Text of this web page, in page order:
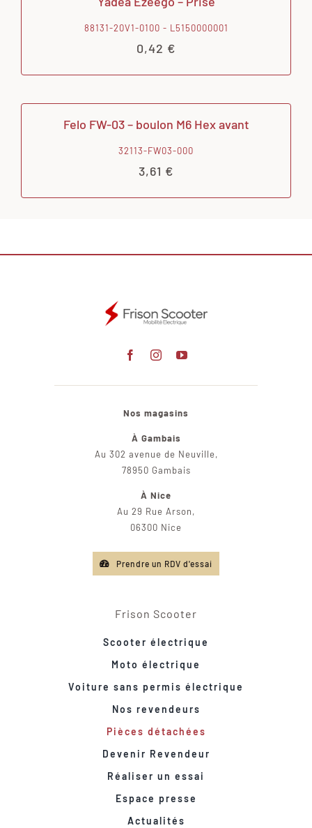
88131-20V1-0100 - L5150000001
0,42 €
Felo FW-03 – boulon M6 Hex avant
32113-FW03-000
3,61 €
Nos magasins
À Gambais
Au 302 avenue de Neuville,
78950 Gambais
À Nice
Au 29 Rue Arson,
06300 Nice
Prendre un RDV d'essai
Frison Scooter
Scooter électrique
Moto électrique
Voiture sans permis électrique
Nos revendeurs
Pièces détachées
Devenir Revendeur
Réaliser un essai
Espace presse
Actualités